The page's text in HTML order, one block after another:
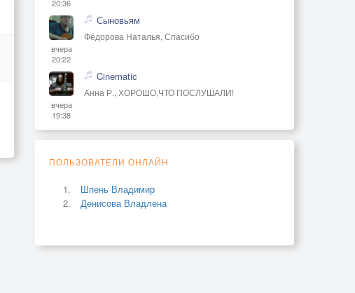
20:36
вчера
20:22
Сыновьям
Фёдорова Наталья, Спасибо
вчера
19:38
Cinematic
Анна Р., ХОРОШО,ЧТО ПОСЛУШАЛИ!
ПОЛЬЗОВАТЕЛИ ОНЛАЙН
Шпень Владимир
Денисова Владлена